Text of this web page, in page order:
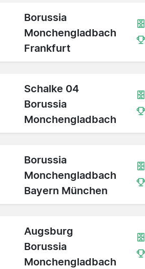
Borussia
Monchengladbach
Frankfurt
Schalke 04
Borussia
Monchengladbach
Borussia
Monchengladbach
Bayern München
Augsburg
Borussia
Monchengladbach